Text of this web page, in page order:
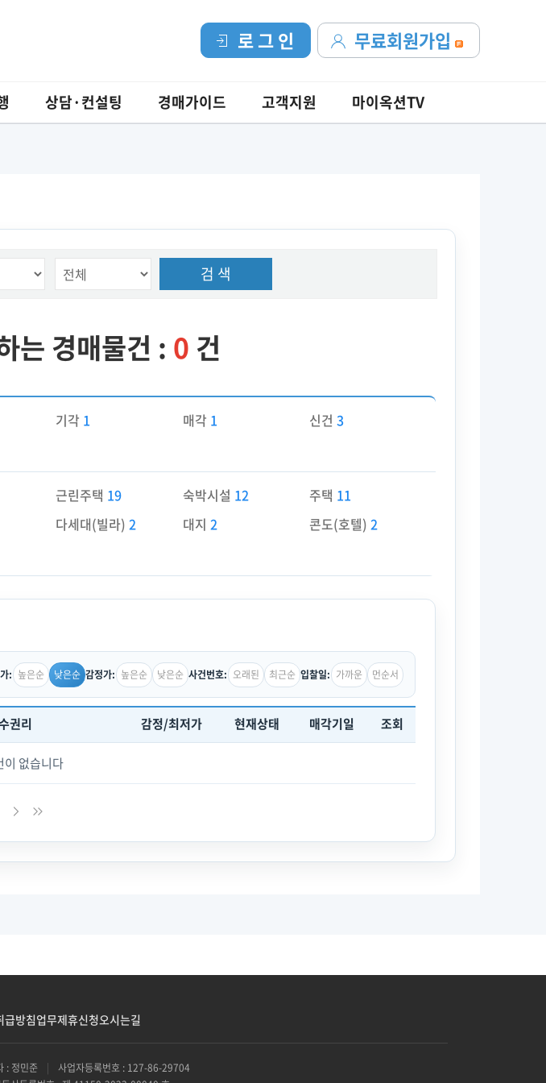
무료회원가입
로 그 인
상담·컨설팅 경매가이드 고객지원 마이옥션TV
검 색
는 경매물건 : 0 건
기각 1 매각 1 신건 3
근린주택 19 숙박시설 12 주택 11
다세대(빌라)2 대지 2 콘도(호텔) 2
: 높은순 낮은순 감정가: 높은순 낮은순 사건번호: 오래된 최근순 입찰일: 가까운 먼순서
권리 감정/최저가 현재상태 매각기일 조회
이 없습니다
급방침업무제휴신청오시는길
: 정민준 |
사업자등록번호 : 127-86-29704